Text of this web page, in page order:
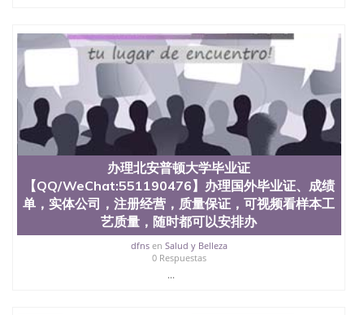
University）圣何塞州立大学毕业证（San Jose State
University）圣何塞州立大学成绩单（San Jose State
University）圣何塞州立大学成绩单（ San Jose State
University）圣何塞州立大学成绩单（San Jose State
University）成绩单圣何塞州立大学文凭（San Jose
State University）圣何塞州立大学（San Jose State
University）圣何塞州立大学（San Jose State
University）圣何塞州立大学（ San Jose State
University）圣何塞州立大学（San Jose State
University）圣何塞州立大学文凭（San Jose State
University）圣何塞州立大学文凭（San Jose State
University）文凭圣何塞州立大学文凭（San Jose
State University）圣何塞州立大学学历（ San Jose
State University）圣何塞州立大学学历（San Jose
State University）圣何塞州立大学学历（San Jose
State University）圣 塞州立大学学历（San Jose
State University）圣何塞州立大学（San Jose State
办理北安普顿大学毕业证
【QQ/WeChat:551190476】办理国外毕业证、成绩
单，实体公司，注册经营，质量保证，可视频看样本工
艺质量，随时都可以安排办
dfnsen Salud y Belleza
0 Respuestas
...